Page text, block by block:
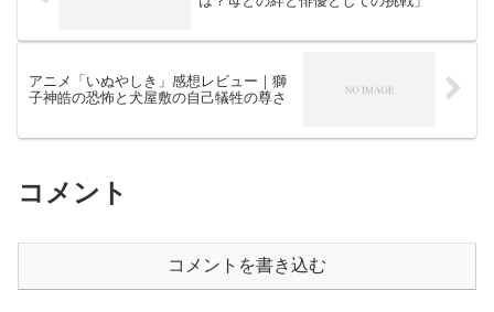
アニメ「いぬやしき」感想レビュー｜獅
子神皓の恐怖と犬屋敷の自己犠牲の尊さ
コメント
コメントを書き込む